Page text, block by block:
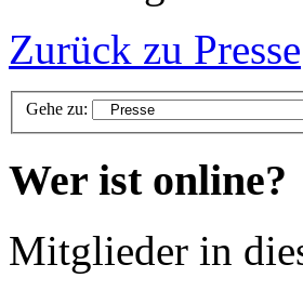
Zurück zu Presse
Gehe zu:
Wer ist online?
Mitglieder in